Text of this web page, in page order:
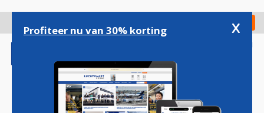
gaan
Check in
Profiteer nu van 30% korting x